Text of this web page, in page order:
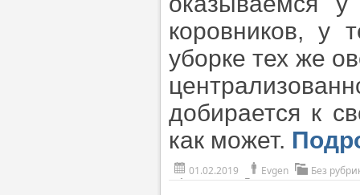
коровников, у
уборке тех же
добирается к
как может.
01.02.2019 Evgen Без